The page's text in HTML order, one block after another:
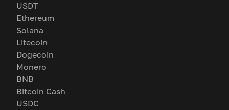
USDT
Ethereum
Solana
Litecoin
Dogecoin
Monero
BNB
Bitcoin Cash
USDC